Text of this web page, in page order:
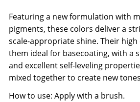
Featuring a new formulation with
pigments, these colors deliver a
scale-appropriate shine. Their high
them ideal for basecoating, with a
and excellent self-leveling
mixed together to create new
How to use: Apply with a brush.